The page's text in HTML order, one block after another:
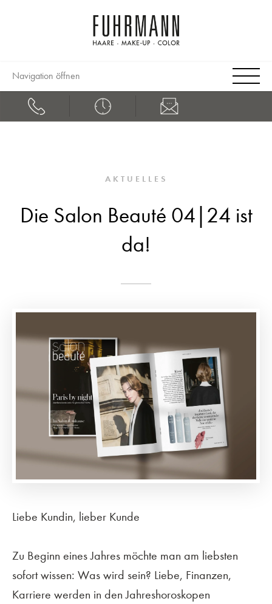
Navigation öffnen
AKTUELLES
Die Salon Beauté 04|24 ist
da!
Liebe Kundin, lieber Kunde
Zu Beginn eines Jahres möchte man am liebsten
sofort wissen: Was wird sein? Liebe, Finanzen,
Karriere werden in den Jahreshoroskopen